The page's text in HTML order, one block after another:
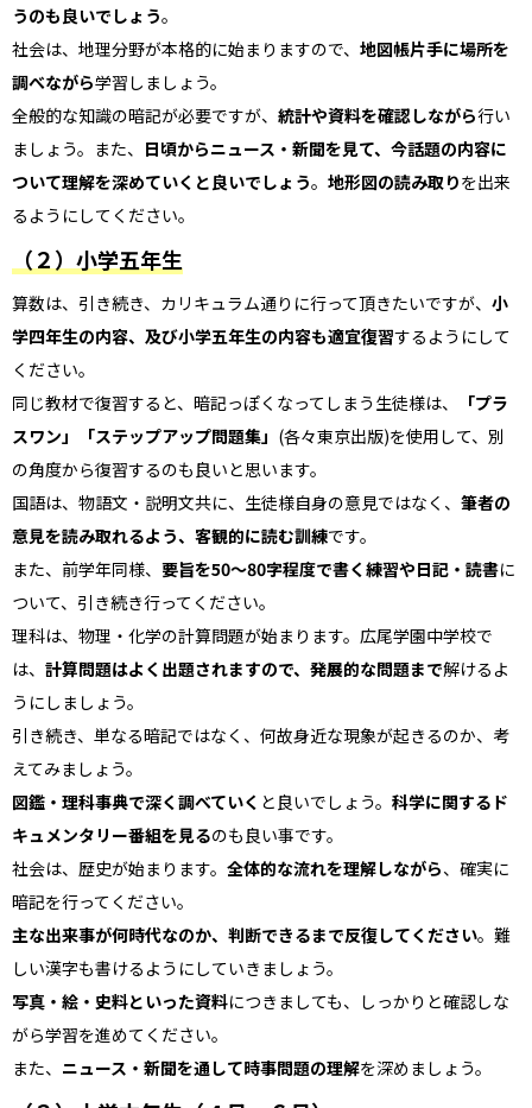
うのも良いでしょう。
社会は、地理分野が本格的に始まりますので、 地図帳片手に場所を
調べながら学習しましょう。
全般的な知識の暗記が必要ですが、 統計や資料を確認しながら行い
ましょう。また、 日頃からニュース・新聞を見て、今話題の内容に
ついて理解を深めていくと良いでしょう。 地形図の読み取りを出来
るようにしてください。
（２）小学五年生
算数は、引き続き、カリキュラム通りに行って頂きたいですが、 小
学四年生の内容、及び小学五年生の内容も適宜復習するようにして
ください。
同じ教材で復習すると、暗記っぽくなってしまう生徒様は、
「プラ
スワン」「ステップアップ問題集」 (各々東京出版)を使用して、別
の角度から復習するのも良いと思います。
国語は、物語文・説明文共に、生徒様自身の意見ではなく、 筆者の
意見を読み取れるよう、客観的に読む訓練です。
また、前学年同様、 要旨を50～80字程度で書く練習や日記・読書に
ついて、引き続き行ってください。
理科は、物理・化学の計算問題が始まります。広尾学園中学校で
は、 計算問題はよく出題されますので、発展的な問題まで解けるよ
うにしましょう。
引き続き、単なる暗記ではなく、何故身近な現象が起きるのか、考
えてみましょう。
図鑑・理科事典で深く調べていく と良いでしょう。 科学に関するド
キュメンタリー番組を見るのも良い事です。
社会は、歴史が始まります。 全体的な流れを理解しながら、確実に
暗記を行ってください。
主な出来事が何時代なのか、判断できるまで反復してください。難
しい漢字も書けるようにしていきましょう。
写真・絵・史料といった資料につきましても、しっかりと確認しな
がら学習を進めてください。
また、 ニュース・新聞を通して時事問題の理解を深めましょう。